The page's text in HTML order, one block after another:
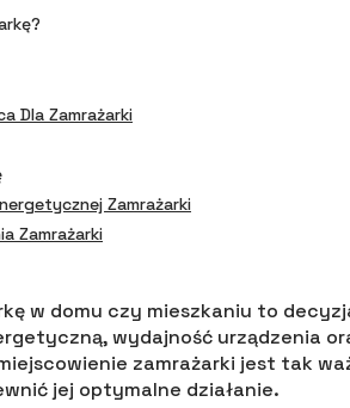
Dla Zamrażarki
Zamrażarki
Zamrażarki
w domu czy mieszkaniu to
wydajność urządzenia
zamrażarki jest tak
jej optymalne działanie.